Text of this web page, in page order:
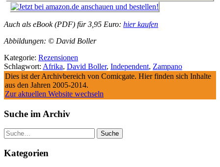
Auch als eBook (PDF) für 3,95 Euro: hier kaufen
Abbildungen: © David Boller
Kategorie: Rezensionen
Schlagwort: Afrika, David Boller, Independent, Zampano
Dies ist der Archivbereich von Comicgate. Hier finden sich Inhalte
aus den Jahren 2005-2014.
Zur aktuellen Website wechseln
Suche im Archiv
Suche
Kategorien